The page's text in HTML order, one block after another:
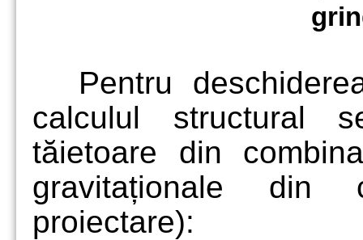
Pentru
calculul structural
tăietoare din
gravitaționale din
proiectare):